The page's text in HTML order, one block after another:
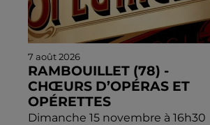
7 août 2026
RAMBOUILLET (78) -
CHŒURS D’OPÉRAS ET
OPÉRETTES
Dimanche 15 novembre à 16h30